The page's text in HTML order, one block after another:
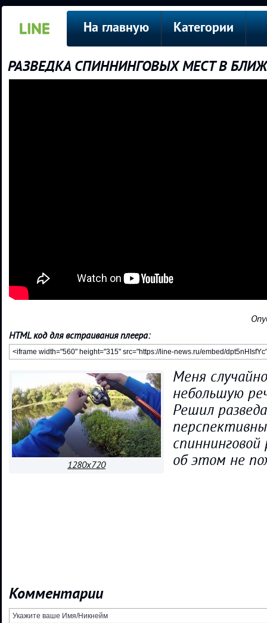
На главную Категории
РАЗВЕДКА СПИННИНГОВЫХ МЕСТ В
HTML код для встраивания плеера:
1280x720
Меня
небольшую
Решил
спиннинговой
об этом не
Комментарии